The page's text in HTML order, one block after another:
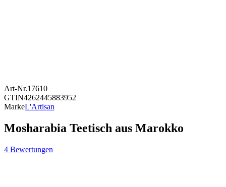
Art-Nr.17610
GTIN4262445883952
MarkeL'Artisan
Mosharabia Teetisch aus Marokko
4 Bewertungen